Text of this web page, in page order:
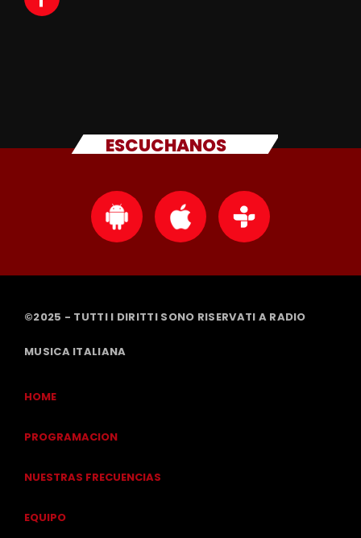
ESCUCHANOS
©2025 - TUTTI I DIRITTI SONO RISERVATI A RADIO
MUSICA ITALIANA
HOME
PROGRAMACION
NUESTRAS FRECUENCIAS
EQUIPO